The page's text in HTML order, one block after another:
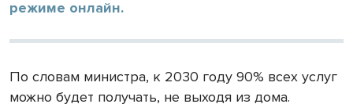
режиме онлайн.
По словам министра, к 2030 году 90% всех услуг
можно будет получать, не выходя из дома.